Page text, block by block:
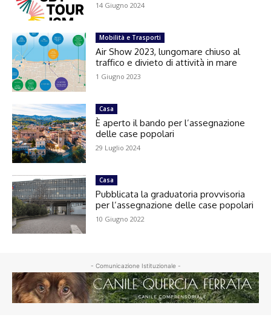
14 Giugno 2024
Mobilità e Trasporti
Air Show 2023, lungomare chiuso al
traffico e divieto di attività in mare
1 Giugno 2023
Casa
È aperto il bando per l’assegnazione
delle case popolari
29 Luglio 2024
Casa
Pubblicata la graduatoria provvisoria
per l’assegnazione delle case popolari
10 Giugno 2022
- Comunicazione Istituzionale -